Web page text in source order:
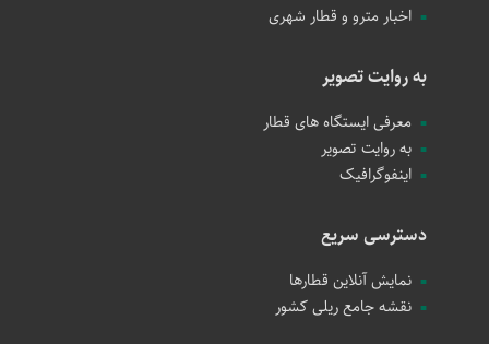
اخبار مترو و قطار شهری
به روایت تصویر
معرفی ایستگاه های قطار
به روایت تصویر
اینفوگرافیک
دسترسی سریع
نمایش آنلاین قطارها
نقشه جامع ریلی کشور